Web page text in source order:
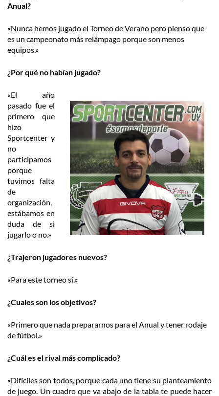
Anual?
«Nunca hemos jugado el Torneo de Verano pero pienso que
es un campeonato más relámpago porque son menos
equipos.»
¿Por qué no habían jugado?
«El año
pasado fue el
primero que
hizo
Sportcenter y
no
participamos
porque
tuvimos falta
de
organización,
estábamos en
duda de si
jugarlo o no.»
¿Trajeron jugadores nuevos?
«Para este torneo sí.»
¿Cuales son los objetivos?
«Primero que nada prepararnos para el Anual y tener rodaje
de fútbol.»
¿Cuál es el rival más complicado?
«Difíciles son todos, porque cada uno tiene su planteamiento
de juego. Un cuadro que va abajo de la tabla te puede hacer